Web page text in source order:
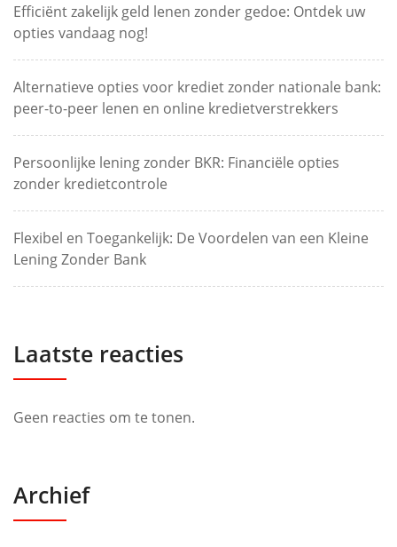
Efficiënt zakelijk geld lenen zonder gedoe: Ontdek uw
opties vandaag nog!
Alternatieve opties voor krediet zonder nationale bank:
peer-to-peer lenen en online kredietverstrekkers
Persoonlijke lening zonder BKR: Financiële opties
zonder kredietcontrole
Flexibel en Toegankelijk: De Voordelen van een Kleine
Lening Zonder Bank
Laatste reacties
Geen reacties om te tonen.
Archief